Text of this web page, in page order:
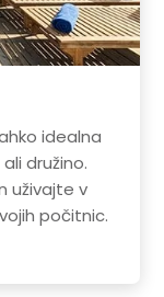
idealna
družino.
uživajte v
počitnic.